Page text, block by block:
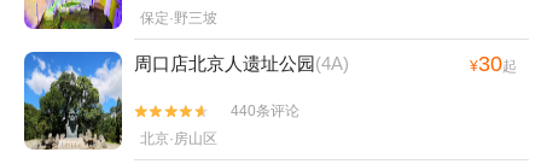
保定·野三坡
周口店北京人遗址公园(4A) ¥30起


440条评论
北京·房山区